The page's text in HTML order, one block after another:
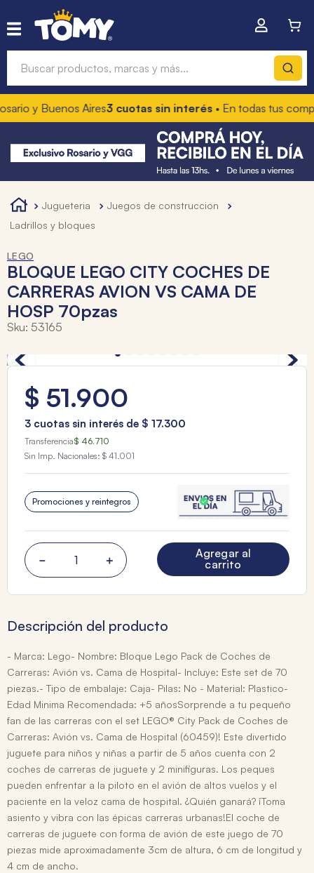
y Buenos Aires3 cuotas sin interés• En todas tus compras
jugueteria
juegos de construccion
ladrillos y bloques
LEGO
BLOQUE LEGO CITY COCHES DE
CARRERAS AVION VS CAMA DE
HOSP 70pzas
Sku: 53165
$ 51.900
3 cuotas sin interés de $ 17.300
Transferencia$ 46.710
Sin Imp. Nacionales: $ 41.001
Promociones y reintegros
＋
－
Agregar al
carrito
Descripción del producto
- Marca: Lego- Nombre: Bloque Lego Pack de Coches de
Carreras: Avión vs. Cama de Hospital- Incluye: Este set de 70
piezas.- Tipo de embalaje: Caja- Pilas: No - Material: Plastico-
Edad Minima Recomendada: +5 añosSorprende a tu pequeño
fan de las carreras con el set LEGO® City Pack de Coches de
Carreras: Avión vs. Cama de Hospital (60459)! Este divertido
juguete para niños y niñas a partir de 5 años cuenta con 2
coches de carreras de juguete y 2 minifiguras. Los peques
pueden enfrentar a la piloto en el avión de altos vuelos y el
paciente en la veloz cama de hospital. ¿Quién ganará? ¡Toma
asiento y vibra con las épicas carreras urbanas!El coche de
carreras de juguete con forma de avión de este juego de 70
piezas mide aproximadamente 3cm de altura, 6 cm de longitud y
4 cm de ancho.
Términos más buscados
1.
hot wheels